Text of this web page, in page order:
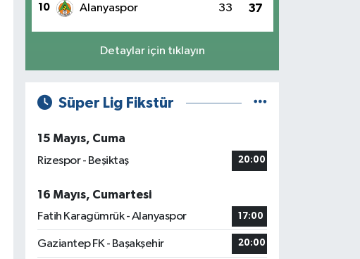
10 Alanyaspor 33 37
Detaylar için tıklayın
Süper Lig Fikstür
15 Mayıs, Cuma
Rizespor - Beşiktaş
20:00
16 Mayıs, Cumartesi
Fatih Karagümrük - Alanyaspor
17:00
Gaziantep FK - Başakşehir 20:00